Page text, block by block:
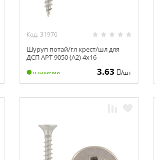
Код: 31976
Шуруп потай/гл крест/шл для
ДСП АРТ 9050 (А2) 4х16
в наличии 3.63 /шт